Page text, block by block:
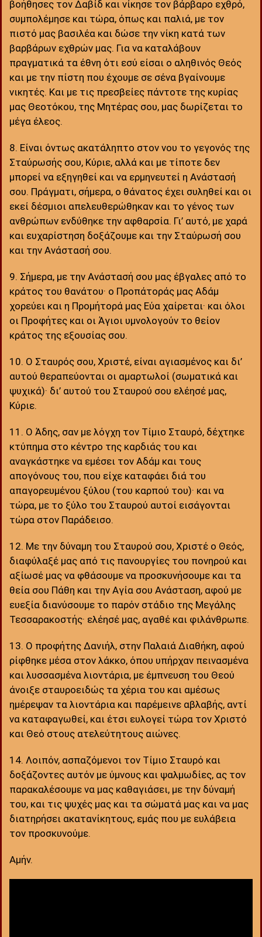
βοήθησες τον Δαβίδ και νίκησε τον βάρβαρο εχθρό,
συμπολέμησε και τώρα, όπως και παλιά, με τον
πιστό μας βασιλέα και δώσε την νίκη κατά των
βαρβάρων εχθρών μας. Για να καταλάβουν
πραγματικά τα έθνη ότι εσύ είσαι ο αληθινός Θεός
και με την πίστη που έχουμε σε σένα βγαίνουμε
νικητές. Και με τις πρεσβείες πάντοτε της κυρίας
μας Θεοτόκου, της Μητέρας σου, μας δωρίζεται το
μέγα έλεος.
8. Είναι όντως ακατάληπτο στον νου το γεγονός της
Σταύρωσής σου, Κύριε, αλλά και με τίποτε δεν
μπορεί να εξηγηθεί και να ερμηνευτεί η Ανάστασή
σου. Πράγματι, σήμερα, ο θάνατος έχει συληθεί και οι
εκεί δέσμιοι απελευθερώθηκαν και το γένος των
ανθρώπων ενδύθηκε την αφθαρσία. Γι’ αυτό, με χαρά
και ευχαρίστηση δοξάζουμε και την Σταύρωσή σου
και την Ανάστασή σου.
9. Σήμερα, με την Ανάστασή σου μας έβγαλες από το
κράτος του θανάτου· ο Προπάτοράς μας Αδάμ
χορεύει και η Προμήτορά μας Εύα χαίρεται· και όλοι
οι Προφήτες και οι Άγιοι υμνολογούν το θείον
κράτος της εξουσίας σου.
10. Ο Σταυρός σου, Χριστέ, είναι αγιασμένος και δι’
αυτού θεραπεύονται οι αμαρτωλοί (σωματικά και
ψυχικά)· δι’ αυτού του Σταυρού σου ελέησέ μας,
Κύριε.
11. Ο Άδης, σαν με λόγχη τον Τίμιο Σταυρό, δέχτηκε
κτύπημα στο κέντρο της καρδιάς του και
αναγκάστηκε να εμέσει τον Αδάμ και τους
απογόνους του, που είχε καταφάει διά του
απαγορευμένου ξύλου (του καρπού του)· και να
τώρα, με το ξύλο του Σταυρού αυτοί εισάγονται
τώρα στον Παράδεισο.
12. Με την δύναμη του Σταυρού σου, Χριστέ ο Θεός,
διαφύλαξέ μας από τις πανουργίες του πονηρού και
αξίωσέ μας να φθάσουμε να προσκυνήσουμε και τα
θεία σου Πάθη και την Αγία σου Ανάσταση, αφού με
ευεξία διανύσουμε το παρόν στάδιο της Μεγάλης
Τεσσαρακοστής· ελέησέ μας, αγαθέ και φιλάνθρωπε.
13. Ο προφήτης Δανιήλ, στην Παλαιά Διαθήκη, αφού
ρίφθηκε μέσα στον λάκκο, όπου υπήρχαν πεινασμένα
και λυσσασμένα λιοντάρια, με έμπνευση του Θεού
άνοιξε σταυροειδώς τα χέρια του και αμέσως
ημέρεψαν τα λιοντάρια και παρέμεινε αβλαβής, αντί
να καταφαγωθεί, και έτσι ευλογεί τώρα τον Χριστό
και Θεό στους ατελεύτητους αιώνες.
14. Λοιπόν, ασπαζόμενοι τον Τίμιο Σταυρό και
δοξάζοντες αυτόν με ύμνους και ψαλμωδίες, ας τον
παρακαλέσουμε να μας καθαγιάσει, με την δύναμή
του, και τις ψυχές μας και τα σώματά μας και να μας
διατηρήσει ακατανίκητους, εμάς που με ευλάβεια
τον προσκυνούμε.
Αμήν.